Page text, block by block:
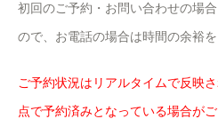
初回のご予約・お問い合わせの場
ので、お電話の場合は時間の余裕
ご予約状況はリアルタイムで反映
点で予約済みとなっている場合が